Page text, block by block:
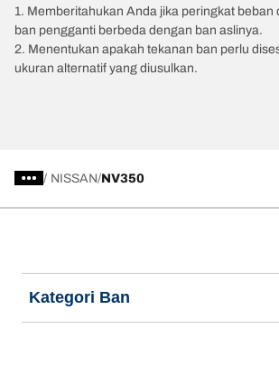
1. Memberitahukan Anda jika peringkat beban
ban pengganti berbeda dengan ban aslinya.
2. Menentukan apakah tekanan ban perlu
ukuran alternatif yang diusulkan.
/ NISSAN NV350
Kategori Ban